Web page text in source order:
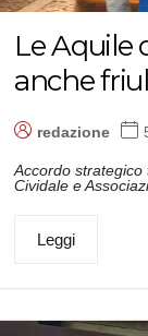
Le Aquile
anche
redazione
Accordo strategico
Cividale e
Leggi